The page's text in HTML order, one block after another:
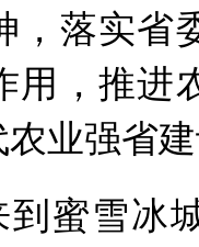
（组）意大利文物在
政协十三届常委会第
对防汛救灾工作作出
济南、青岛三城联合
“文明实践进基层”主
十三届常委会第二十
社会主义现代化强国
赛结束第十七轮争夺
，落实省
用，推进
业强省
到蜜雪冰